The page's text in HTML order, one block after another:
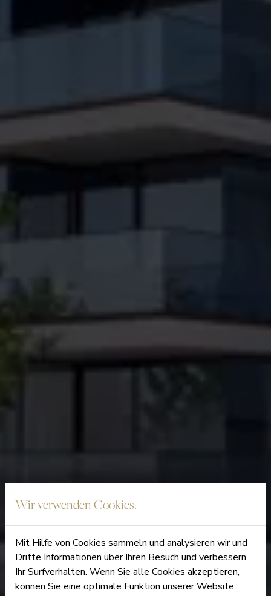
Wir verwenden Cookies.
Mit Hilfe von Cookies sammeln und analysieren wir und
Dritte Informationen über Ihren Besuch und verbessern
Ihr Surfverhalten. Wenn Sie alle Cookies akzeptieren,
können Sie eine optimale Funktion unserer Website